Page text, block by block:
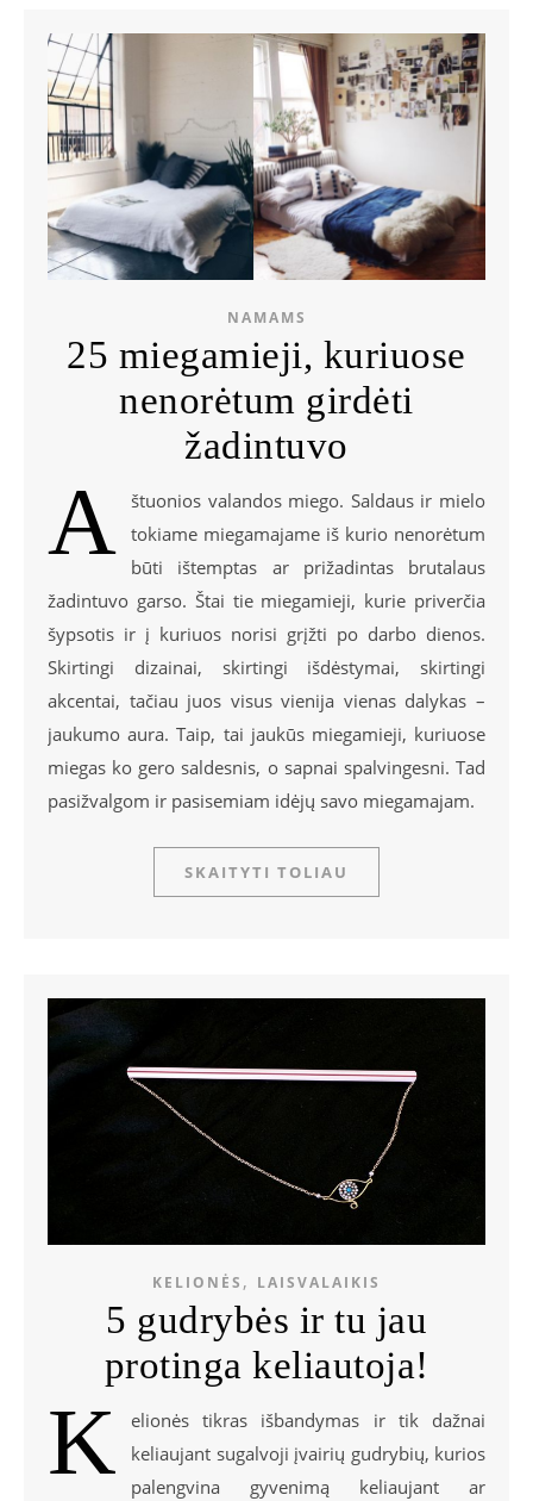
NAMAMS
25 miegamieji, kuriuose
nenorėtum girdėti
žadintuvo
A štuonios valandos miego. Saldaus ir mielo
tokiame miegamajame iš kurio nenorėtum
būti ištemptas ar prižadintas brutalaus
žadintuvo garso. Štai tie miegamieji, kurie priverčia
šypsotis ir į kuriuos norisi grįžti po darbo dienos.
Skirtingi dizainai, skirtingi išdėstymai, skirtingi
akcentai, tačiau juos visus vienija vienas dalykas –
jaukumo aura. Taip, tai jaukūs miegamieji, kuriuose
miegas ko gero saldesnis, o sapnai spalvingesni. Tad
pasižvalgom ir pasisemiam idėjų savo miegamajam.
SKAITYTI TOLIAU
KELIONĖS , LAISVALAIKIS
5 gudrybės ir tu jau
protinga keliautoja!
K
elionės tikras išbandymas ir tik dažnai
keliaujant sugalvoji įvairių gudrybių, kurios
palengvina gyvenimą keliaujant ar